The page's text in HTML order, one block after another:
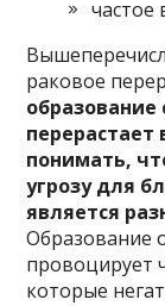
частое
раковое
образование
перерастает
понимать,
угрозу для
является
Образование
провоцирует
которые